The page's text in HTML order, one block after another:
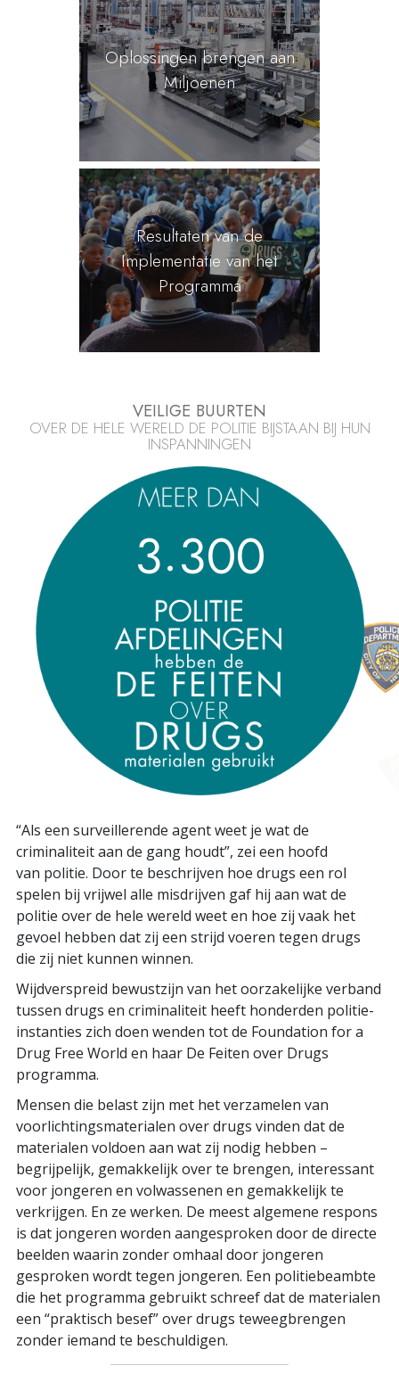
Oplossingen brengen aan
Miljoenen
Resultaten van de
Implementatie van het
Programma
VEILIGE BUURTEN
OVER DE HELE WERELD DE POLITIE BIJSTAAN BIJ HUN
INSPANNINGEN
3.300
“Als een surveillerende agent weet je wat de
criminaliteit aan de gang houdt”, zei een hoofd
van politie. Door te beschrijven hoe drugs een rol
spelen bij vrijwel alle misdrijven gaf hij aan wat de
politie over de hele wereld weet en hoe zij vaak het
gevoel hebben dat zij een strijd voeren tegen drugs
die zij niet kunnen winnen.
Wijdverspreid bewustzijn van het oorzakelijke verband
tussen drugs en criminaliteit heeft honderden politie-
instanties zich doen wenden tot de Foundation for a
Drug Free World en haar De Feiten over Drugs
programma.
Mensen die belast zijn met het verzamelen van
voorlichtingsmaterialen over drugs vinden dat de
materialen voldoen aan wat zij nodig hebben –
begrijpelijk, gemakkelijk over te brengen, interessant
voor jongeren en volwassenen en gemakkelijk te
verkrijgen. En ze werken. De meest algemene respons
is dat jongeren worden aangesproken door de directe
beelden waarin zonder omhaal door jongeren
gesproken wordt tegen jongeren. Een politiebeambte
die het programma gebruikt schreef dat de materialen
een “praktisch besef” over drugs teweegbrengen
zonder iemand te beschuldigen.